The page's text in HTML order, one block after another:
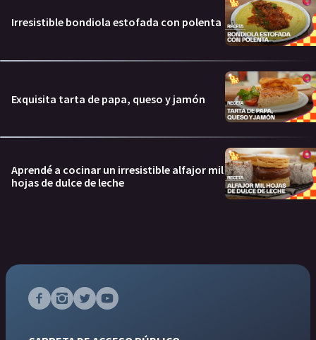
Irresistible bondiola estofada con polenta
Exquisita tarta de papa, queso y jamón
Aprendé a cocinar un irresistible alfajor mil
hojas de dulce de leche